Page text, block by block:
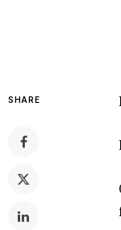
SHARE